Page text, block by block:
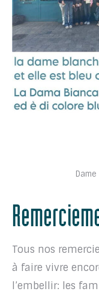
Tous nos
à faire vivre
l’embellir: les